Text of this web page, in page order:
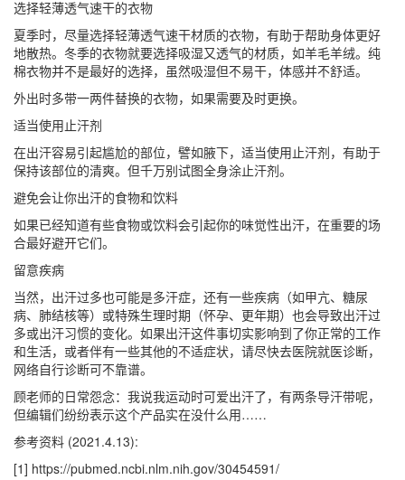
选择轻薄透气速干的衣物
夏季时，尽量选择轻薄透气速干材质的衣物，有助于帮助身体更好
地散热。冬季的衣物就要选择吸湿又透气的材质，如羊毛羊绒。纯
棉衣物并不是最好的选择，虽然吸湿但不易干，体感并不舒适。
外出时多带一两件替换的衣物，如果需要及时更换。
适当使用止汗剂
在出汗容易引起尴尬的部位，譬如腋下，适当使用止汗剂，有助于
保持该部位的清爽。但千万别试图全身涂止汗剂。
避免会让你出汗的食物和饮料
如果已经知道有些食物或饮料会引起你的味觉性出汗，在重要的场
合最好避开它们。
留意疾病
当然，出汗过多也可能是多汗症，还有一些疾病（如甲亢、糖尿
病、肺结核等）或特殊生理时期（怀孕、更年期）也会导致出汗过
多或出汗习惯的变化。如果出汗这件事切实影响到了你正常的工作
和生活，或者伴有一些其他的不适症状，请尽快去医院就医诊断，
网络自行诊断可不靠谱。
顾老师的日常怨念：我说我运动时可爱出汗了，有两条导汗带呢，
但编辑们纷纷表示这个产品实在没什么用……
参考资料 (2021.4.13):
[1] https://pubmed.ncbi.nlm.nih.gov/30454591/